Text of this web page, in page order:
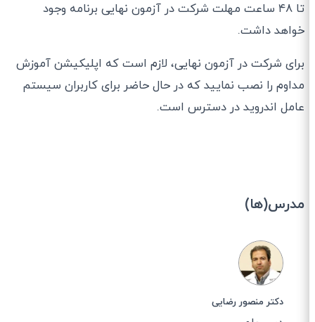
تا ۴۸ ساعت مهلت شرکت در آزمون نهایی برنامه وجود
خواهد داشت.
برای شرکت در آزمون نهایی، لازم است که اپلیکیشن آموزش
مداوم را نصب نمایید که در حال حاضر برای کاربران سیستم
عامل اندروید در دسترس است.
مدرس(ها)
دکتر منصور رضایی